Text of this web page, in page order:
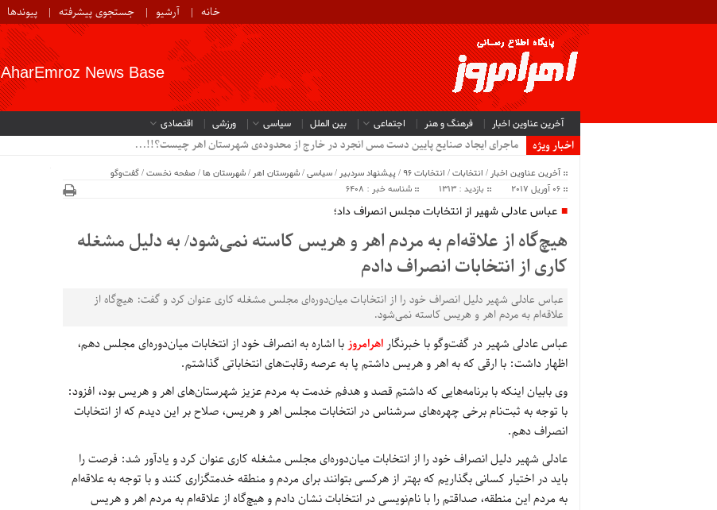
خانه آرشیو جستجوی پیشرفته پیوندها
AharEmroz News Base
آخرین عناوین اخبار فرهنگ و هنر اجتماعی بین الملل سیاسی ورزشی اقتصادی
اخبار ویژه
ماجرای ایجاد صنایع پایین دست مس انجرد در خارج از محدوده‌ی شهرستان اهر چیست؟!!...
آخرین عناوین اخبار / انتخابات/ انتخابات 96 /پیشنهاد سردبیر /سیاسی/شهرستان اهر /شهرستان ها/صفحه نخست/گفت‌وگو
06 آوریل 2017
بازدید : 1313 شناسه خبر : 6408
عباس عادلی شهیر از انتخابات مجلس انصراف داد؛
هیچ‌گاه از علاقه‌ام به مردم اهر و هریس کاسته نمی‌شود/ به دلیل مشغله
کاری از انتخابات انصراف دادم
عباس عادلی شهیر دلیل انصراف خود را از انتخابات میان‌دوره‌ای مجلس مشغله کاری عنوان کرد و گفت: هیچ‌گاه از
علاقه‌ام به مردم اهر و هریس کاسته نمی‌شود.
عباس عادلی شهیر در گفت‌وگو با خبرنگار اهرامروز با اشاره به انصراف خود از انتخابات میان‌دوره‌ای مجلس دهم،
اظهار داشت: با ارقی که به اهر و هریس داشتم پا به عرصه رقابت‌های انتخاباتی گذاشتم.
وی بابیان اینکه با برنامه‌هایی که داشتم قصد و هدفم خدمت به مردم عزیز شهرستان‌های اهر و هریس بود، افزود:
با توجه به ثبت‌نام برخی چهره‌های سرشناس در انتخابات مجلس اهر و هریس، صلاح بر این دیدم که از انتخابات
انصراف دهم.
عادلی شهیر دلیل انصراف خود را از انتخابات میان‌دوره‌ای مجلس مشغله کاری عنوان کرد و یادآور شد: فرصت را
باید در اختیار کسانی بگذاریم که بهتر از هرکسی بتوانند برای مردم و منطقه خدمتگزاری کنند و با توجه به علاقه‌ام
به مردم این منطقه، صداقتم را با نام‌نویسی در انتخابات نشان دادم و هیچ‌گاه از علاقه‌ام به مردم اهر و هریس